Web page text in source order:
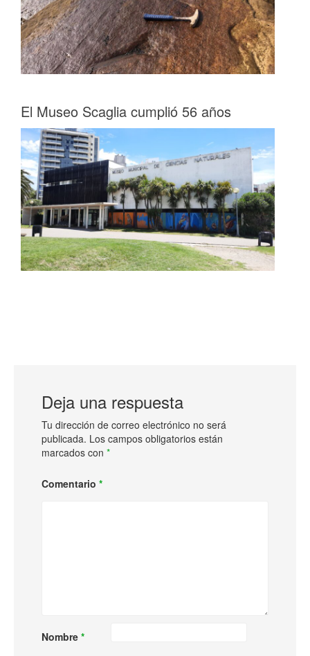
El Museo Scaglia cumplió 56 años
Deja una respuesta
Tu dirección de correo electrónico no será
publicada. Los campos obligatorios están
marcados con *
Comentario *
Nombre *